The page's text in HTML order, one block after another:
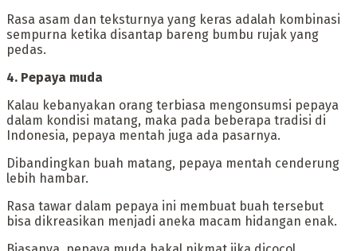
Rasa asam dan teksturnya yang keras adalah kombinasi
sempurna ketika disantap bareng bumbu rujak yang
pedas.
‎4. Pepaya muda
‎Kalau kebanyakan orang terbiasa mengonsumsi pepaya
dalam kondisi matang, maka pada beberapa tradisi di
Indonesia, pepaya mentah juga ada pasarnya.
Dibandingkan buah matang, pepaya mentah cenderung
lebih hambar.
‎Rasa tawar dalam pepaya ini membuat buah tersebut
bisa dikreasikan menjadi aneka macam hidangan enak.